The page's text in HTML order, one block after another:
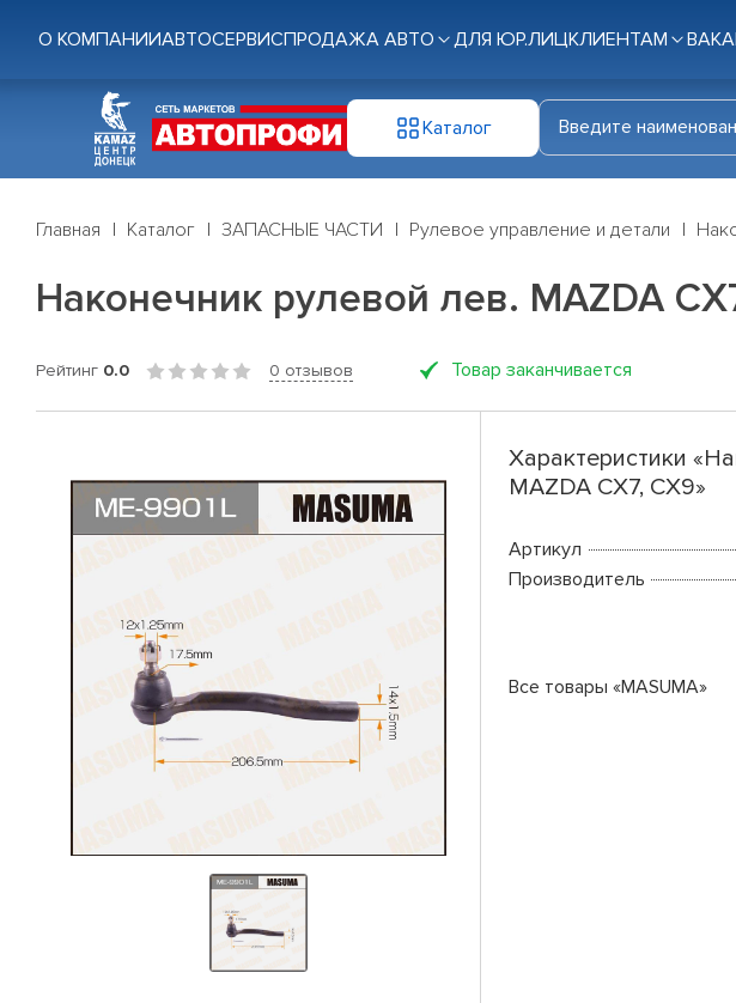
О КОМПАНИИАВТОСЕРВИСПРОДАЖА АВТО ДЛЯ ЮР.ЛИЦКЛИЕНТАМ
Каталог
Главная Каталог ЗАПАСНЫЕ ЧАСТИ Рулевое управление и детали
Наконечник рулевой лев. MAZDA
Рейтинг 0.0 0 отзывов Товар заканчивается
Характеристики
MAZDA CX7, CX9»
Артикул
Производитель
Все товары «MASUMA»